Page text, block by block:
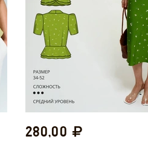
280,00